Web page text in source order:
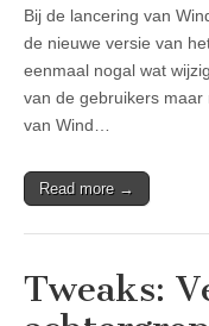
Bij de lancering van
de nieuwe versie van
eenmaal nogal wat
van de gebruikers maar
van Wind…
Read more →
Tweaks: